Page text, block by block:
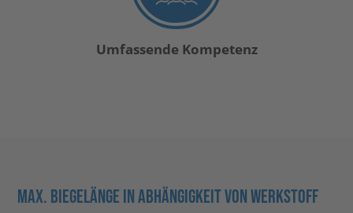
Umfassende Kompetenz
MAX. BIEGELÄNGE IN ABHÄNGIGKEIT VON WERKSTOFF